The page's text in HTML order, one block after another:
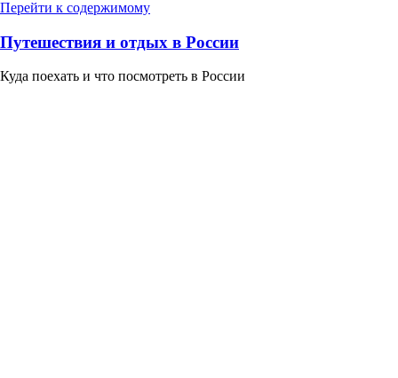
Перейти к содержимому
Путешествия и отдых в России
Куда поехать и что посмотреть в России